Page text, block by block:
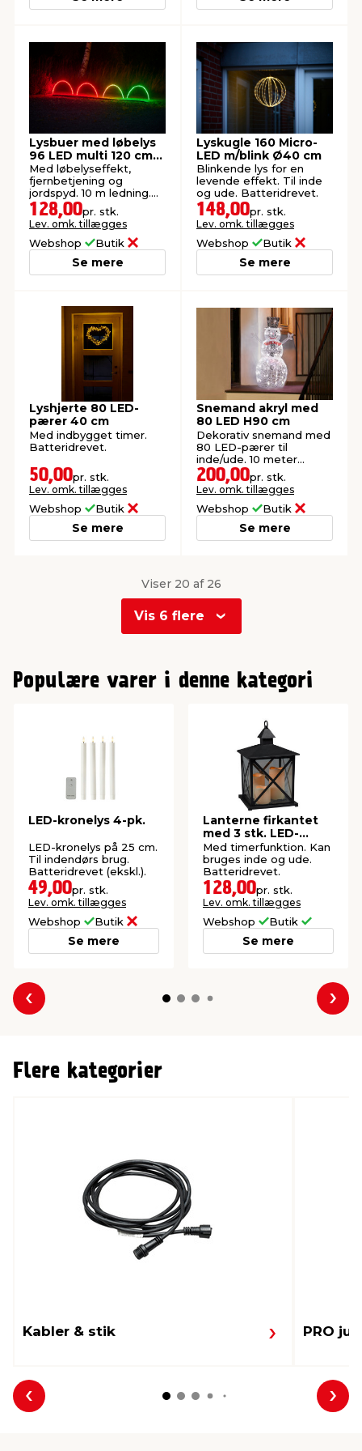
Lysbuer med løbelys
96 LED multi 120 cm
4-pk.
Med løbelyseffekt,
fjernbetjening og
jordspyd. 10 m ledning.
Til inde og ude.
128,00pr. stk.
Lev. omk. tillægges
Webshop Butik
Se mere
Lyskugle 160 Micro-
LED m/blink Ø40 cm
Blinkende lys for en
levende effekt. Til inde
og ude. Batteridrevet.
148,00pr. stk.
Lev. omk. tillægges
Webshop Butik
Se mere
Lyshjerte 80 LED-
pærer 40 cm
Med indbygget timer.
Batteridrevet.
50,00pr. stk.
Lev. omk. tillægges
Webshop Butik
Se mere
Snemand akryl med
80 LED H90 cm
Dekorativ snemand med
80 LED-pærer til
inde/ude. 10 meter
ledning.
200,00pr. stk.
Lev. omk. tillægges
Webshop Butik
Se mere
Viser 20 af 26
Vis 6 flere
1
Populære varer i denne kategori
LED-kronelys 4-pk.
LED-kronelys på 25 cm.
Til indendørs brug.
Batteridrevet (ekskl.).
49,00pr. stk.
Lev. omk. tillægges
Webshop Butik
Se mere
Lanterne firkantet
med 3 stk. LED-
bloklys
Med timerfunktion. Kan
bruges inde og ude.
Batteridrevet.
128,00pr. stk.
Lev. omk. tillægges
Webshop Butik
Se mere
Forrige
Flere kategorier
Kabler & stik PRO
Forrige